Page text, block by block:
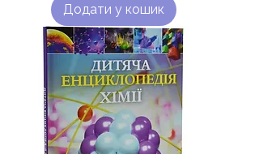
Додати у кошик